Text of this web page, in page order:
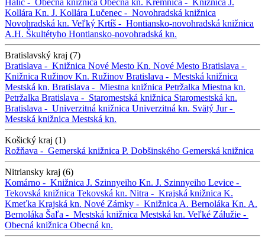
Kollára Kn. J. Kollára Lučenec - Novohradská knižnica
Novohradská kn. Veľký Krtíš - Hontiansko-novohradská knižnica
A.H. Škultétyho Hontiansko-novohradská kn.
Bratislavský kraj (7)
Bratislava - Knižnica Nové Mesto Kn. Nové Mesto Bratislava -
Knižnica Ružinov Kn. Ružinov Bratislava - Mestská knižnica
Mestská kn. Bratislava - Miestna knižnica Petržalka Miestna kn.
Petržalka Bratislava - Staromestská knižnica Staromestská kn.
Bratislava - Univerzitná knižnica Univerzitná kn. Svätý Jur -
Mestská knižnica Mestská kn.
Košický kraj (1)
Rožňava - Gemerská knižnica P. Dobšinského Gemerská knižnica
Nitriansky kraj (6)
Komárno - Knižnica J. Szinnyeiho Kn. J. Szinnyeiho Levice -
Tekovská knižnica Tekovská kn. Nitra - Krajská knižnica K.
Kmeťka Krajská kn. Nové Zámky - Knižnica A. Bernoláka Kn. A.
Bernoláka Šaľa - Mestská knižnica Mestská kn. Veľké Zálužie -
Obecná knižnica Obecná kn.